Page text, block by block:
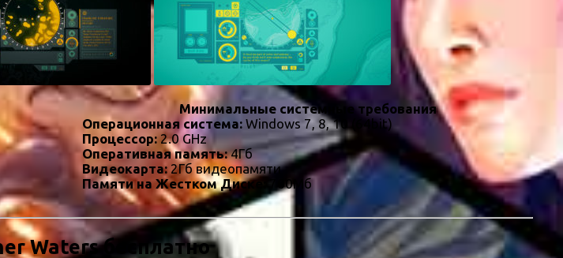
Минимальные системные требования
Операционная система: Windows 7, 8, 10 (64bit)
Процессор:2.0 GHz
Оперативная память:4Гб
Видеокарта: 2Гб видеопамяти
Памяти на Жестком Диске:
700Мб
Waters бесплатно